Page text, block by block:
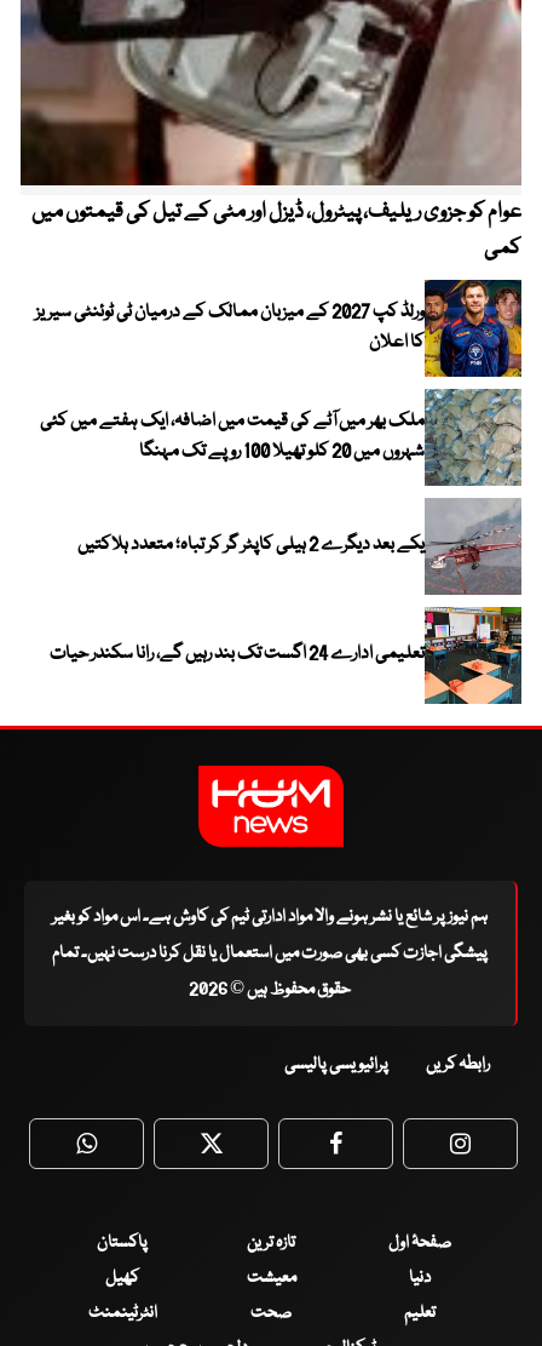
عوام کو جزوی ریلیف، پیٹرول، ڈیزل اور مٹی کے تیل کی قیمتوں میں
کمی
ورلڈ کپ 2027 کے میزبان ممالک کے درمیان ٹی ٹوئنٹی سیریز
کا اعلان
ملک بھر میں آٹے کی قیمت میں اضافہ، ایک ہفتے میں کئی
شہروں میں 20 کلو تھیلا 100 روپے تک مہنگا
یکے بعد دیگرے 2 ہیلی کاپٹر گر کر تباہ؛ متعدد ہلاکتیں
تعلیمی ادارے 24 اگست تک بند رہیں گے، رانا سکندر حیات
ہم نیوز پر شائع یا نشر ہونے والا مواد ادارتی ٹیم کی کاوش ہے۔ اس مواد کو بغیر
پیشگی اجازت کسی بھی صورت میں استعمال یا نقل کرنا درست نہیں۔ تمام
حقوق محفوظ ہیں © 2026
رابطہ کریں پرائیویسی پالیسی
WhatsApp Twitter Facebook
صفحۂ اول تازہ ترین
پاکستان
دنیا
معیشت
کھیل
تعلیم
صحت
انٹرٹینمنٹ